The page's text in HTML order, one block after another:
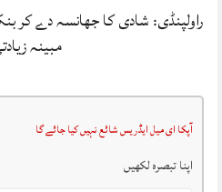
راولپنڈی: شادی کا جھانسہ دے
مبینہ
آپکا ای میل ایڈریس شائع نہیں کیا جائے گا
اپنا تبصرہ لکھیں